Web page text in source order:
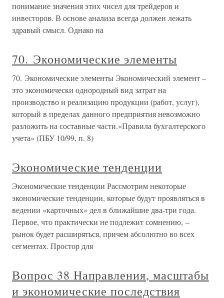
понимание значения этих чисел для трейдеров и
инвесторов. В основе анализа всегда должен лежать
здравый смысл. Однако на
70. Экономические элементы
70. Экономические элементы Экономический элемент –
это экономически однородный вид затрат на
производство и реализацию продукции (работ, услуг),
который в пределах данного предприятия невозможно
разложить на составные части.«Правила бухгалтерского
учета» (ПБУ 10/99, п. 8)
Экономические тенденции
Экономические тенденции Рассмотрим некоторые
экономические тенденции, которые будут проявляться в
ведении «карточных» дел в ближайшие два-три года.
Первое, что практически не подлежит сомнению, –
рынок будет расширяться, причем абсолютно во всех
сегментах. Простор для
Вопрос 38 Направления, масштабы
и экономические последствия